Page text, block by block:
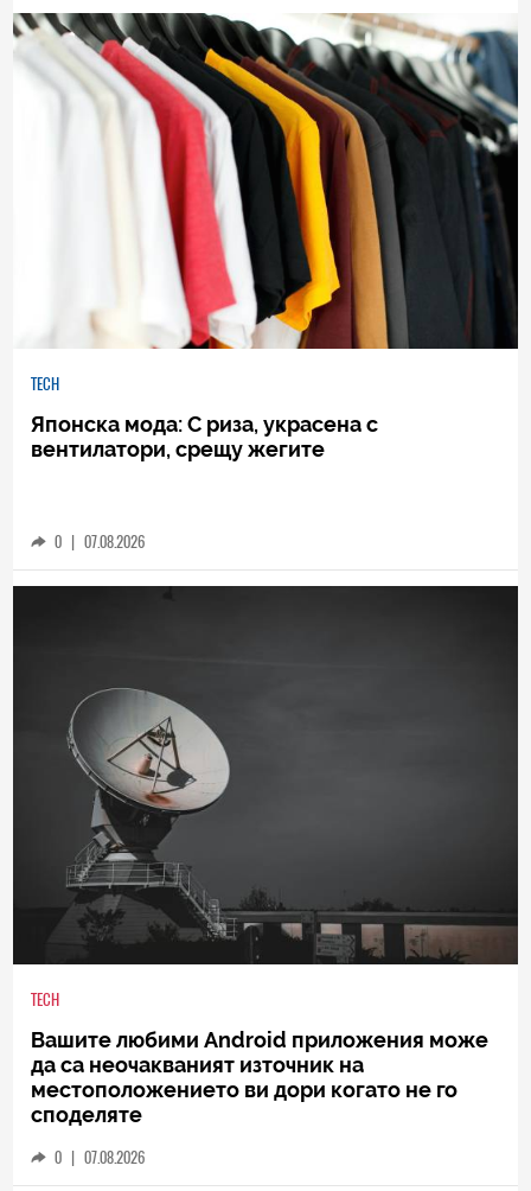
TECH
Японска мода: С риза, украсена с
вентилатори, срещу жегите
0 | 07.08.2026
TECH
Вашите любими Android приложения може
да са неочакваният източник на
местоположението ви дори когато не го
споделяте
0 | 07.08.2026